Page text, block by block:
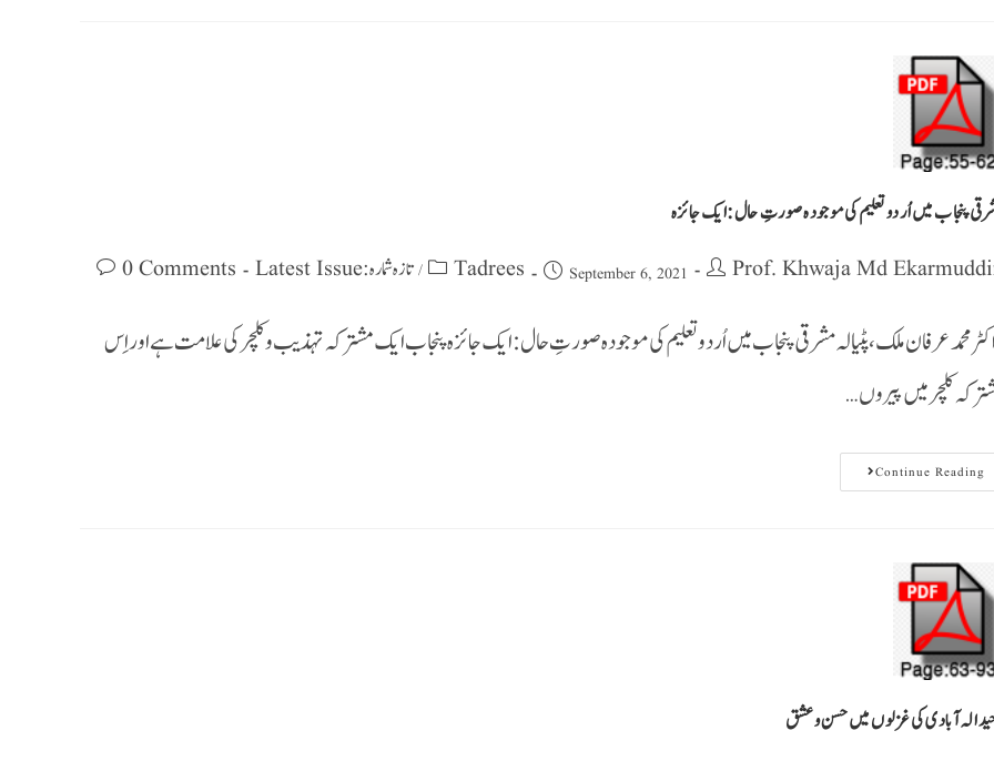
پنجاب میں اُردوتعلیم کی موجودہ صورتِ حال:ایک جائزہ
Prof. Khwaja Md
September 6, 2021
Tadrees
/ تازہ شمارہ : Latest Issue 0 Comments
محمد عرفان ملک، پٹیالہ مشرقی پنجاب میں اُردوتعلیم کی موجودہ صورتِ حال:ایک جائزہ پنجاب ایک مشترکہ تہذیب و کلچر کی علامت ہے اور اِس
کلچر میں پیروں…
Continue Reading
الہ آبادی کی غزلوں میں حسن وعشق